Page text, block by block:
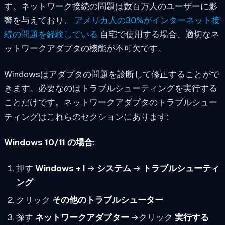
す。ネットワーク接続の問題は数百万人のユーザーに影
響を与えており、
アメリカ人の30%がインターネット接
続の問題を経験している 自宅で使用する場合、適切なネ
ットワークアダプタの機能が不可欠です。
Windowsはアダプタの問題を診断して修正することがで
きます。必要なのはトラブルシューティングを実行する
ことだけです。ネットワークアダプタのトラブルシュー
ティングはこれらのセクションにあります:
Windows 10/11 の場合:
押す Windows + I → システム→ トラブルシューティ
ング
クリック その他のトラブルシューター
探す ネットワークアダプター→クリック 実行する